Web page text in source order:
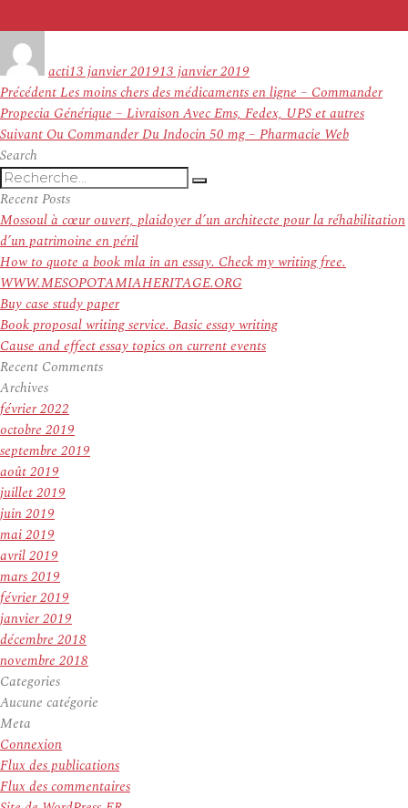
actile
13 janvier 201913 janvier 2019
Navigation
de
l’article
PrécédentArticle
précédent :
Les moins chers des médicaments en ligne – Commander
Propecia Générique – Livraison Avec Ems, Fedex, UPS et autres
Suivant Article
Ou Commander Du Indocin 50 mg – Pharmacie Web
Search
Recherche
pour
:
Recherche
Recent Posts
Mossoul à cœur ouvert, plaidoyer d’un architecte pour la réhabilitation
d’un patrimoine en péril
How to quote a book mla in an essay. Check my writing free.
WWW.MESOPOTAMIAHERITAGE.ORG
Buy case study paper
Book proposal writing service. Basic essay writing
Cause and effect essay topics on current events
Recent Comments
Archives
février 2022
octobre 2019
septembre 2019
août 2019
juillet 2019
juin 2019
mai 2019
avril 2019
mars 2019
février 2019
janvier 2019
décembre 2018
novembre 2018
Categories
Aucune catégorie
Meta
Connexion
Flux des publications
Flux des commentaires